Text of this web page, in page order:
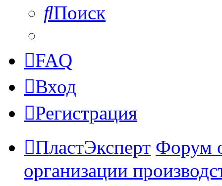
Поиск
FAQ
Вход
Регистрация
ПластЭксперт Форум
организации